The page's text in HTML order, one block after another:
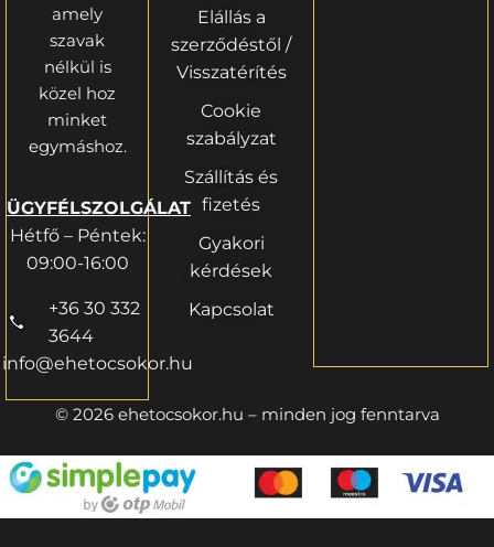
amely
szavak
nélkül is
közel hoz
minket
egymáshoz.
ÜGYFÉLSZOLGÁLAT
Hétfő – Péntek:
09:00-16:00
+36 30 332
3644
info@ehetocsokor.hu
Elállás a
szerződéstől /
Visszatérítés
Cookie
szabályzat
Szállítás és
fizetés
Gyakori
kérdések
Kapcsolat
© 2026 ehetocsokor.hu – minden jog fenntarva